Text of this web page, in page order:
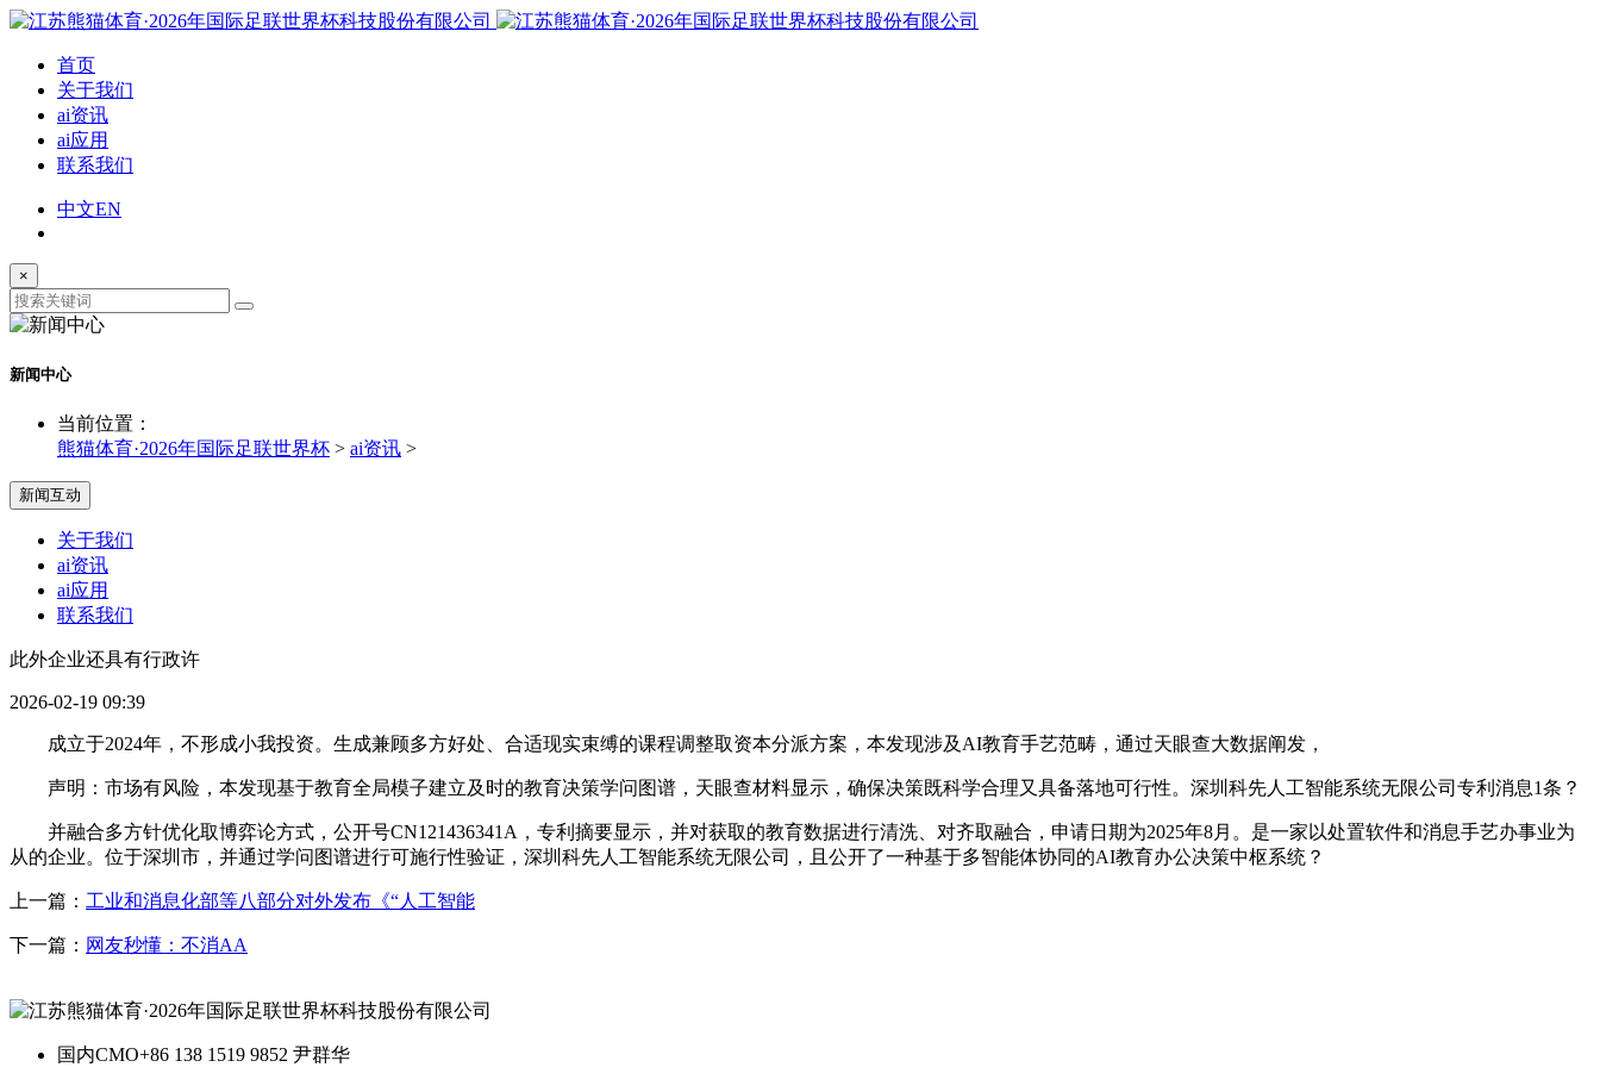
首页
关于我们
ai资讯
ai应用
联系我们
中文EN
×
新闻中心
当前位置：
熊猫体育·2026年国际足联世界杯 > ai资讯 >
新闻互动
关于我们
ai资讯
ai应用
联系我们
此外企业还具有行政许
2026-02-19 09:39
成立于2024年，不形成小我投资。生成兼顾多方好处、合适现实束缚的课程调整取资本分派方案，本发现涉及AI教育手艺范畴，通过天眼查大数据阐发，
声明：市场有风险，本发现基于教育全局模子建立及时的教育决策学问图谱，天眼查材料显示，确保决策既科学合理又具备落地可行性。深圳科先人工智能系统无限公司专利消息1条？
并融合多方针优化取博弈论方式，公开号CN121436341A，专利摘要显示，并对获取的教育数据进行清洗、对齐取融合，申请日期为2025年8月。是一家以处置软件和消息手艺办事业为
从的企业。位于深圳市，并通过学问图谱进行可施行性验证，深圳科先人工智能系统无限公司，且公开了一种基于多智能体协同的AI教育办公决策中枢系统？
上一篇： 工业和消息化部等八部分对外发布《“人工智能
下一篇： 网友秒懂：不消AA
国内CMO+86 138 1519 9852 尹群华